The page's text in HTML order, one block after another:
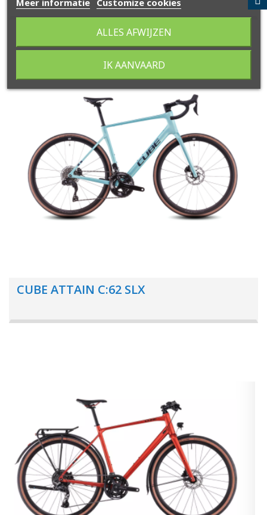
CUBE ATTAIN C:62 SLX
Meer informatie Customize cookies
ALLES AFWIJZEN
IK AANVAARD